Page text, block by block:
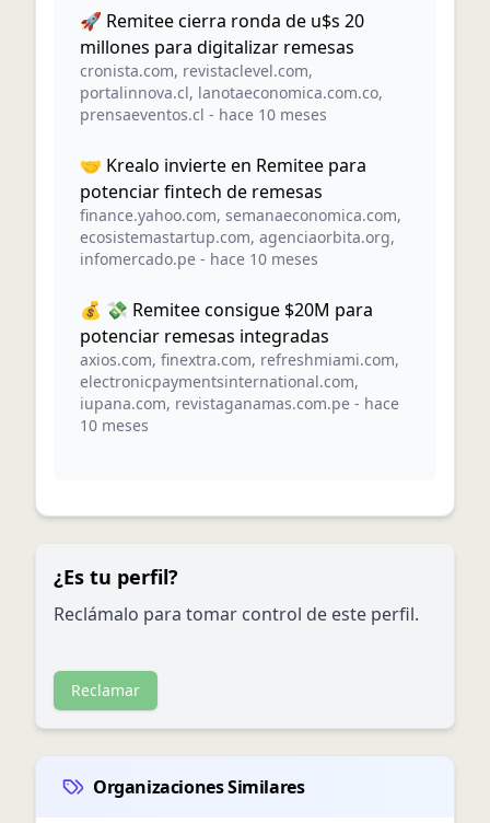
🚀 Remitee cierra ronda de u$s 20
millones para digitalizar remesas
cronista.com, revistaclevel.com,
portalinnova.cl, lanotaeconomica.com.co,
prensaeventos.cl - hace 10 meses
🤝 Krealo invierte en Remitee para
potenciar fintech de remesas
finance.yahoo.com, semanaeconomica.com,
ecosistemastartup.com, agenciaorbita.org,
infomercado.pe - hace 10 meses
💰 💸 Remitee consigue $20M para
potenciar remesas integradas
axios.com, finextra.com, refreshmiami.com,
electronicpaymentsinternational.com,
iupana.com, revistaganamas.com.pe - hace
10 meses
¿Es tu perfil?
Reclámalo para tomar control de este perfil.
Reclamar
Organizaciones Similares